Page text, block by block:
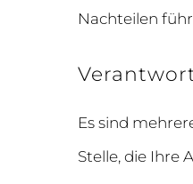
Nachteilen
Es sind
Stelle, die Ihre